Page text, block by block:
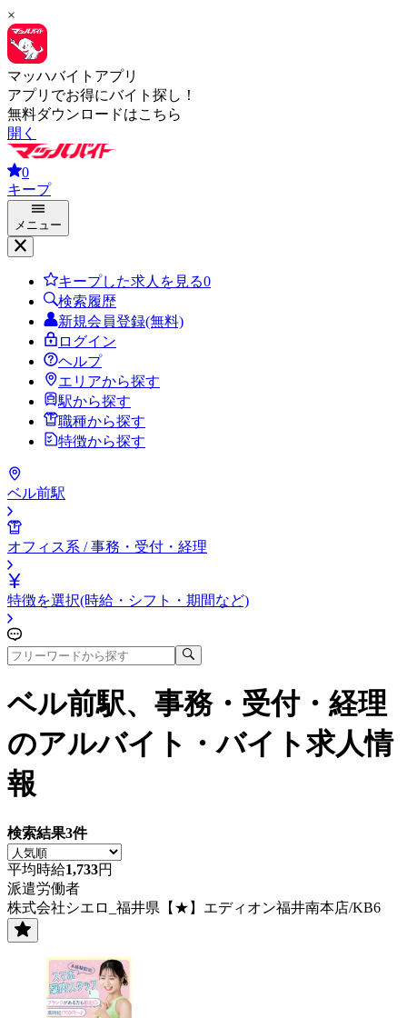
×
マッハバイトアプリ
アプリでお得にバイト探し！
無料ダウンロードはこちら
開く
0
キープ
メニュー
キープした求人を見る0
検索履歴
新規会員登録(無料)
ログイン
ヘルプ
エリアから探す
駅から探す
職種から探す
特徴から探す
ベル前駅
オフィス系 / 事務・受付・経理
特徴を選択(時給・シフト・期間など)
ベル前駅、事務・受付・経理
のアルバイト・バイト求人情
報
検索結果3件
平均時給1,733円
派遣労働者
株式会社シエロ_福井県【★】エディオン福井南本店/KB6